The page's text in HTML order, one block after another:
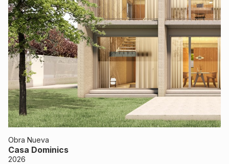
Obra Nueva
Casa Dominics
2026